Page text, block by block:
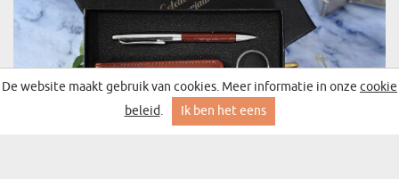
De website maakt gebruik van cookies. Meer informatie in onze cookie
beleid. Ik ben het eens